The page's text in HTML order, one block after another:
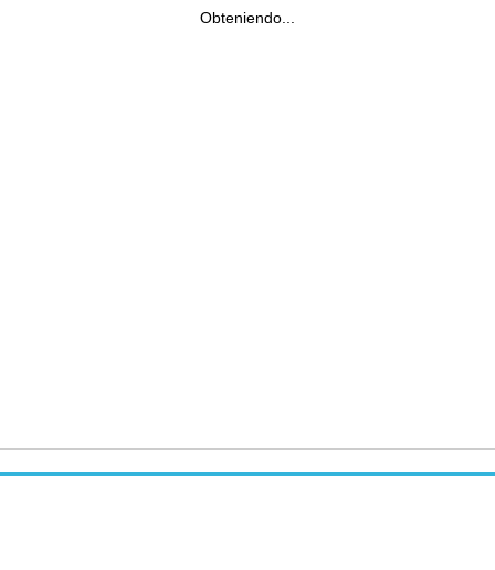
Obteniendo...